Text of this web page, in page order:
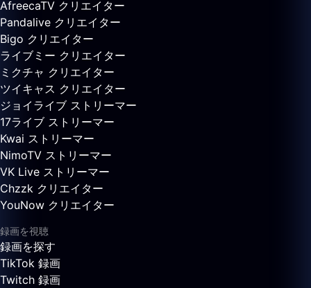
AfreecaTV クリエイター
Pandalive クリエイター
Bigo クリエイター
ライブミー クリエイター
ミクチャ クリエイター
ツイキャス クリエイター
ジョイライブ ストリーマー
17ライブ ストリーマー
Kwai ストリーマー
NimoTV ストリーマー
VK Live ストリーマー
Chzzk クリエイター
YouNow クリエイター
録画を視聴
録画を探す
TikTok 録画
Twitch 録画